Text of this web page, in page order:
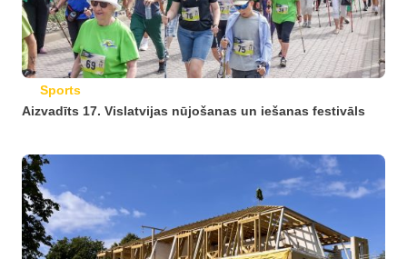
Sports
Aizvadīts 17. Vislatvijas nūjošanas un iešanas festivāls